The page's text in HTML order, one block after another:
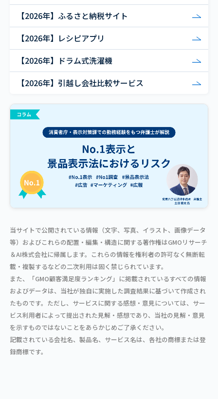
【2026年】ふるさと納税サイト
【2026年】レシピアプリ
【2026年】ドラム式洗濯機
【2026年】引越し会社比較サービス
当サイトで公開されている情報（文字、写真、イラスト、画像データ
等）およびこれらの配置・編集・構造に関する著作権はGMOリサーチ
＆AI株式会社に帰属します。これらの情報を権利者の許可なく無断転
載・複製するなどの二次利用は固く禁じられています。
また、「GMO顧客満足度ランキング」に掲載されているすべての情報
およびデータは、当社が独自に実施した調査結果に基づいて作成され
たものです。ただし、サービスに関する感想・意見については、サー
ビス利用者によって提出された見解・感想であり、当社の見解・意見
を示すものではないことをあらかじめご了承ください。
記載されている会社名、製品名、サービス名は、各社の商標または登
録商標です。